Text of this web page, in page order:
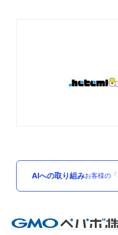
AIへの取り組みお客様の